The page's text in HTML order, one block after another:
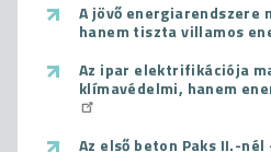
A jövő energiarendszere
hanem tiszta villamos
Az ipar elektrifikációja
klímavédelmi, hanem
Az első beton Paks II.-